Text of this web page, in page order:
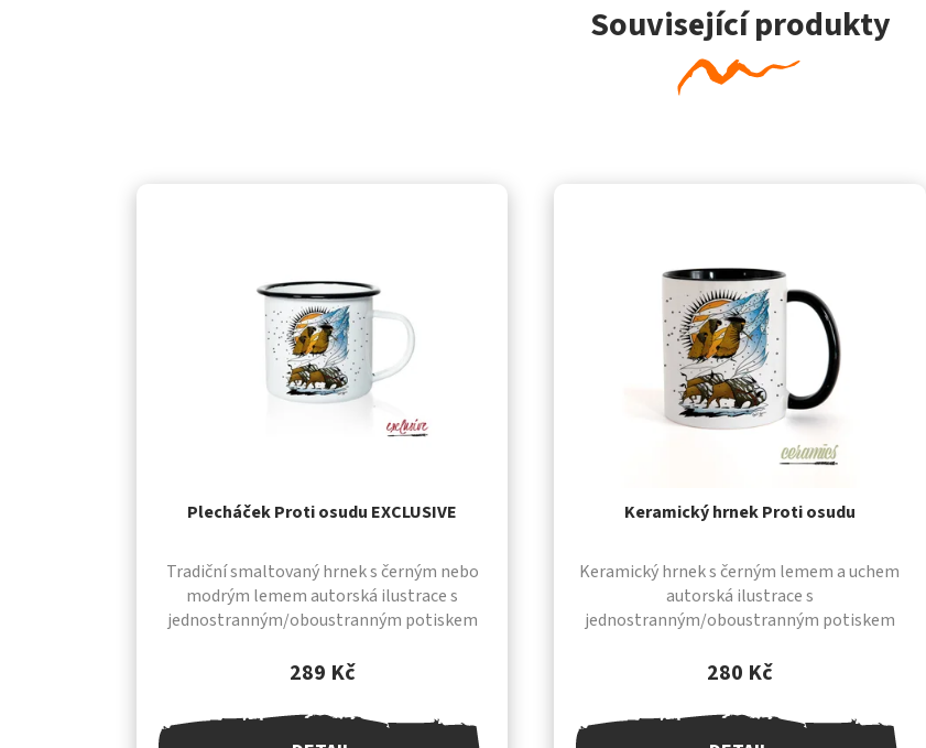
Související produkty
Plecháček Proti osudu EXCLUSIVE
289 Kč
Tradiční smaltovaný hrnek s černým nebo
modrým lemem autorská ilustrace s
jednostranným/oboustranným potiskem
kvalita provedení objem...
Keramický hrnek Proti osudu
280 Kč
Keramický hrnek s černým lemem a uchem
autorská ilustrace s
jednostranným/oboustranným potiskem
kvalita provedení průměr 82 mm /...